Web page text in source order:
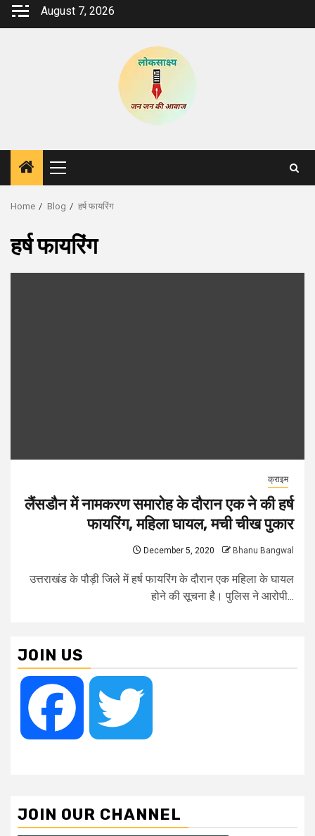
Skip
August 7, 2026
Primary
Menu
Home Blog हर्ष फायरिंग
हर्ष फायरिंग
क्राइम
लैंसडौन में नामकरण समारोह के दौरान एक ने की हर्ष
फायरिंग, महिला घायल, मची चीख पुकार
December 5, 2020 Bhanu Bangwal
उत्तराखंड के पौड़ी जिले में हर्ष फायरिंग के दौरान एक महिला के घायल
होने की सूचना है। पुलिस ने आरोपी...
JOIN US
Facebook
JOIN OUR CHANNEL